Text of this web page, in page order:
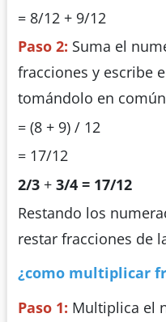
= 8/12 + 9/12
Paso 2: Suma el
fracciones y escribe
tomándolo en
= (8 + 9) / 12
= 17/12
2/3 + 3/4 = 17/12
Restando los
restar fracciones de
¿como multiplicar
Paso 1: Multiplica el